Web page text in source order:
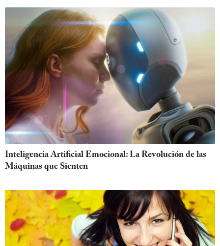
Inteligencia Artificial Emocional: La Revolución de las
Máquinas que Sienten